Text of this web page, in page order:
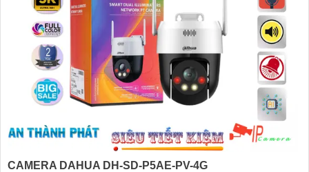
CAMERA DAHUA DH-SD-P5AE-PV-4G